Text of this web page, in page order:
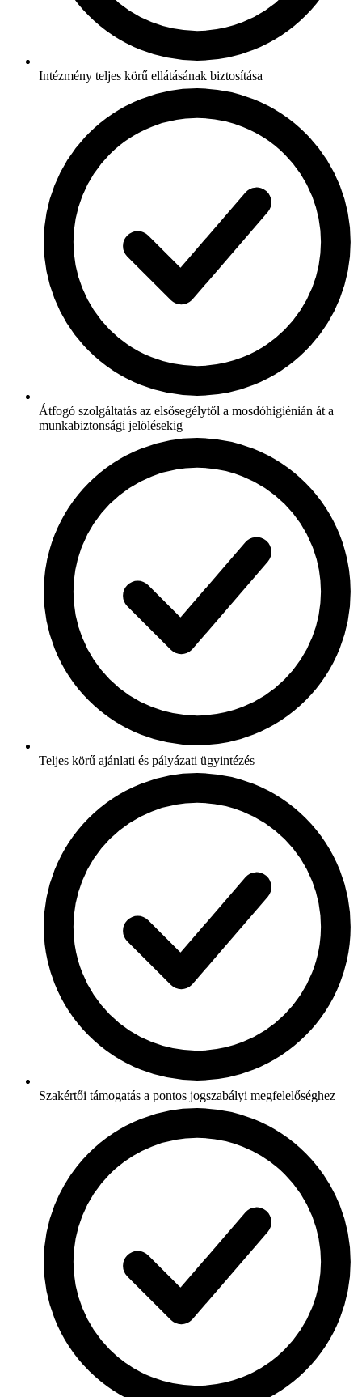
Intézmény teljes körű ellátásának biztosítása
Átfogó szolgáltatás az elsősegélytől a mosdóhigiénián át a
munkabiztonsági jelölésekig
Teljes körű ajánlati és pályázati ügyintézés
Szakértői támogatás a pontos jogszabályi megfelelőséghez